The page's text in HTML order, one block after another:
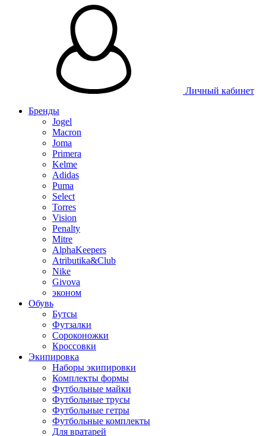
Личный кабинет
Бренды
Jogel
Macron
Joma
Primera
Kelme
Adidas
Puma
Select
Torres
Vision
Penalty
Mitre
AlphaKeepers
Atributika&Club
Nike
Givova
эконом
Обувь
Бутсы
Футзалки
Сороконожки
Кроссовки
Экипировка
Наборы экипировки
Комплекты формы
Футбольные майки
Футбольные трусы
Футбольные гетры
Футбольные комплекты
Для вратарей
Таблица размеров